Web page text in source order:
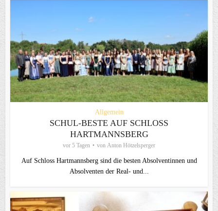
Allgemein
SCHUL-BESTE AUF SCHLOSS
HARTMANNSBERG
vor 5 Tagen von Anton Hötzelsperger
Auf Schloss Hartmannsberg sind die besten Absolventinnen und
Absolventen der Real- und...